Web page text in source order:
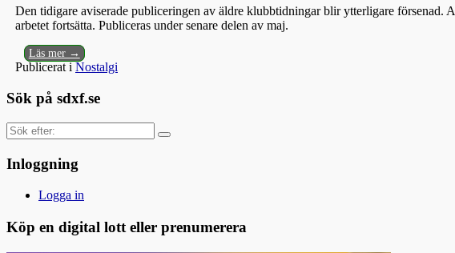
Den tidigare aviserade publiceringen av äldre klubbtidningar blir ytterligare
arbetet fortsätta. Publiceras under senare delen av maj.
Läs mer →
Publicerat i Nostalgi
Sök på sdxf.se
Sök
efter:
Inloggning
Logga in
Köp en digital lott eller prenumerera